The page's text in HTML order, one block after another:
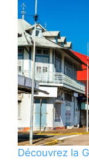
Découvrez la